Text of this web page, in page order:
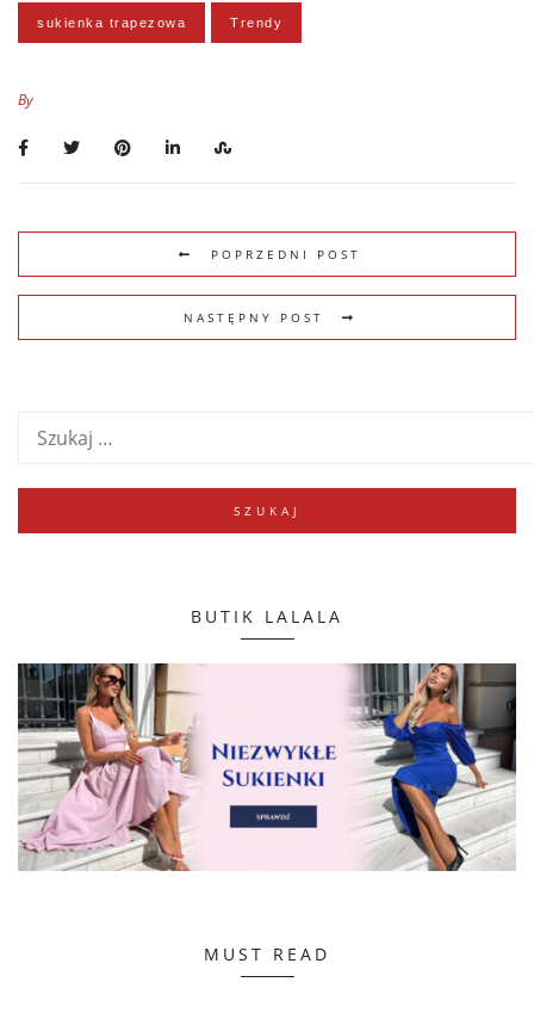
sukienka trapezowa Trendy
By
POPRZEDNI POST
NASTĘPNY POST
BUTIK LALALA
MUST READ